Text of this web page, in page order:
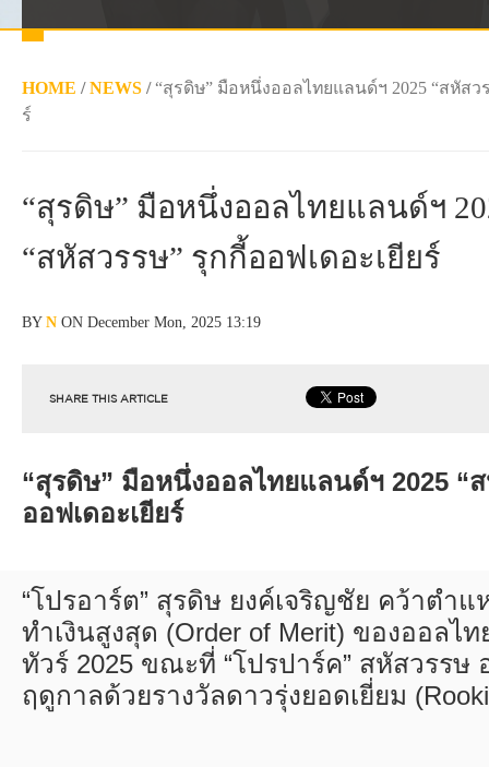
HOME /NEWS /“สุรดิษ” มือหนึ่งออลไทยแลนด์ฯ 2025 “สหัสว
ร์
“สุรดิษ” มือหนึ่งออลไทยแลนด์ฯ
“สหัสวรรษ” รุกกี้ออฟเดอะเยียร์
BYN ON December Mon, 2025 13:19
SHARE THIS ARTICLE
“สุรดิษ” มือหนึ่งออลไทยแลนด์ฯ 2025 “
ออฟเดอะเยียร์
“โปรอาร์ต” สุรดิษ ยงค์เจริญชัย คว้าตำ
ทำเงินสูงสุด (Order of Merit) ของออลไ
ทัวร์ 2025 ขณะที่ “โปรปาร์ค” สหัสวรรษ
ฤดูกาลด้วยรางวัลดาวรุ่งยอดเยี่ยม (